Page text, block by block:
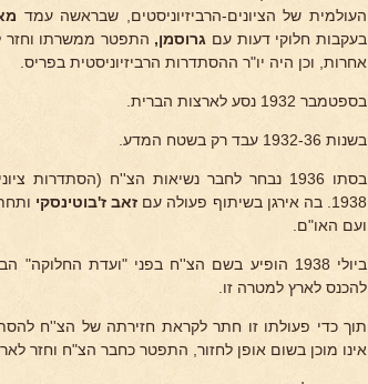
העולמית של הציונים-הרביזיוניסטים, שבראשה עמד
בעקבות חלוקי דעות עם גרוסמן, התפטר ממשרתו וחזר
אחרות, וכן היה יו"ר ההסתדרות הרביזיוניסטית בפריס.
בספטמבר 1932 נסע לארצות הברית.
בשנות 1932-36 עבד רק בשטח המדע.
בסתו 1936 נבחר לחבר נשיאות הצ''ח
1938. בה אירגן בשיתוף פעולה עם
זאב ז'בוטינסקי
ועם האו"ם.
ביולי 1938 הופיע בשם הצ''ח בפני "ועדת החלוקה" הבריטית בירושלים, במקומו של
להכנס לארץ למטרה זו.
אינו מוכן בשום אופן לחזור, התפטר כחבר הצ"ח וחזר